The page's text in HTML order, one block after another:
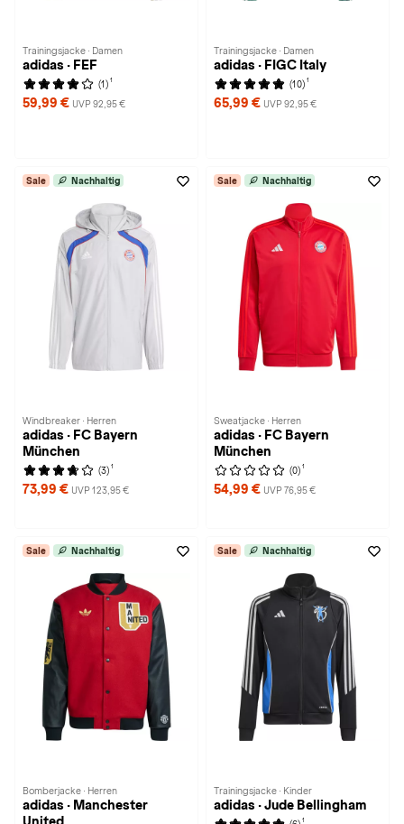
Trainingsjacke · Damen
adidas · FEF
(1) 1
59,99 € UVP 92,95 €
Trainingsjacke · Damen
adidas · FIGC Italy
(10) 1
65,99 € UVP 92,95 €
Sale Nachhaltig
Windbreaker · Herren
adidas · FC Bayern
München
(3) 1
73,99 € UVP 123,95 €
Sale Nachhaltig
Sweatjacke · Herren
adidas · FC Bayern
München
(0) 1
54,99 € UVP 76,95 €
Sale Nachhaltig
Bomberjacke · Herren
adidas · Manchester
Sale Nachhaltig
Trainingsjacke · Kinder
adidas · Jude Bellingham
1